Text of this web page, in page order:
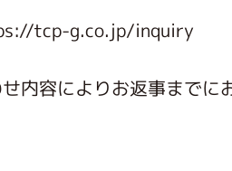
tcp-g.co.jp/inquiry
内容によりお返事までに